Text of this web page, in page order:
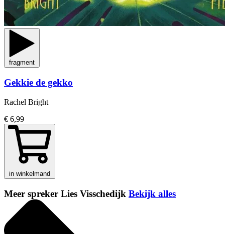
fragment
Gekkie de gekko
Rachel Bright
€ 6,99
in winkelmand
Meer spreker Lies Visschedijk Bekijk alles